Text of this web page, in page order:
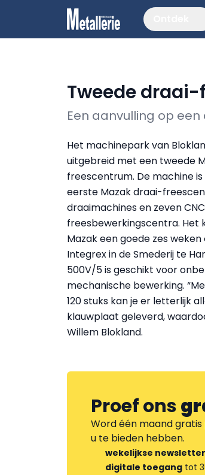
Tweede
Een aanvulling op
Het machinepark van
uitgebreid met een tweede
freescentrum. De machine
eerste Mazak draai-
draaimachines en zeven CNC
freesbewerkingscentra. Het
Mazak een goede zes
Integrex in de Smederij te
500V/5 is geschikt voor
mechanische bewerking.
120 stuks kan je er letterlijk
klauwplaat geleverd,
Willem Blokland.
Proef ons
Word één maand gratis
u te bieden hebben.
wekelijkse newsletter
digitale toegang tot